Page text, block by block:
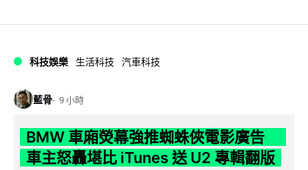
科技娛樂 生活科技 汽車科技
藍骨 9 小時
BMW 車廂熒幕強推蜘蛛俠電影廣告
車主怒轟堪比 iTunes 送 U2 專輯翻版